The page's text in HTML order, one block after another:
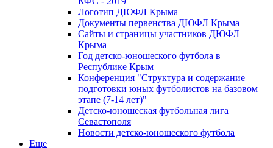
Логотип ДЮФЛ Крыма
Документы первенства ДЮФЛ Крыма
Сайты и страницы участников ДЮФЛ
Крыма
Год детско-юношеского футбола в
Республике Крым
Конференция "Структура и содержание
подготовки юных футболистов на базовом
этапе (7-14 лет)"
Детско-юношеская футбольная лига
Севастополя
Новости детско-юношеского футбола
Еще